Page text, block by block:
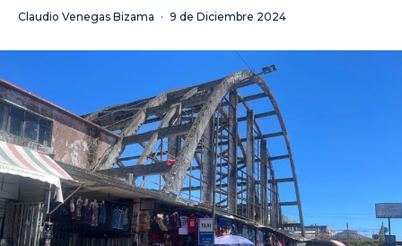
Claudio Venegas Bizama · 9 de Diciembre 2024